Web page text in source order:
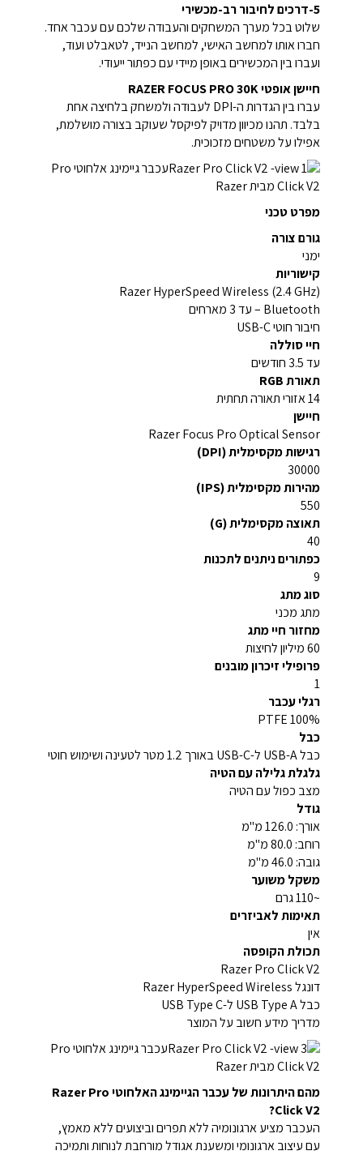
5-דרכים לחיבור רב-מכשירי
שלוט בכל מערך המשחקים והעבודה שלכם עם עכבר אחד.
חברו אותו למחשב האישי, למחשב הנייד, לטאבלט ועוד,
ועברו בין המכשירים באופן מיידי עם כפתור ייעודי.
חיישן אופטי RAZER FOCUS PRO 30K
עברו בין הגדרות ה-DPI לעבודה ולמשחק בלחיצה אחת
בלבד. תהנו מכיוון מדויק לפיקסל שעוקב בצורה מושלמת,
אפילו על משטחים מזכוכית.
מפרט טכני
גורם צורה
ימני
קישוריות
Razer HyperSpeed Wireless (2.4 GHz)
Bluetooth – עד 3 מארחים
חיבור חוטי USB-C
חיי סוללה
עד 3.5 חודשים
תאורת RGB
14 אזורי תאורה תחתית
חיישן
Razer Focus Pro Optical Sensor
רגישות מקסימלית (DPI)
30000
מהירות מקסימלית (IPS)
550
תאוצה מקסימלית (G)
40
כפתורים ניתנים לתכנות
9
סוג מתג
מתג מכני
מחזור חיי מתג
60 מיליון לחיצות
פרופילי זיכרון מובנים
1
רגלי עכבר
100% PTFE
כבל
כבל USB-A ל-USB-C באורך 1.2 מטר לטעינה ושימוש חוטי
גלגלת גלילה עם הטיה
מצב כפול עם הטיה
גודל
אורך: 126.0 מ"מ
רוחב: 80.0 מ"מ
גובה: 46.0 מ"מ
משקל משוער
~110 גרם
תאימות לאביזרים
אין
תכולת הקופסה
Razer Pro Click V2
דונגל Razer HyperSpeed Wireless
כבל USB Type A ל-USB Type C
מדריך מידע חשוב על המוצר
מהם היתרונות של עכבר הגיימינג האלחוטי Razer Pro
Click V2?
העכבר מציע ארגונומיה ללא תפרים וביצועים ללא מאמץ,
עם עיצוב ארגונומי ומשענת אגודל מורחבת לנוחות ותמיכה